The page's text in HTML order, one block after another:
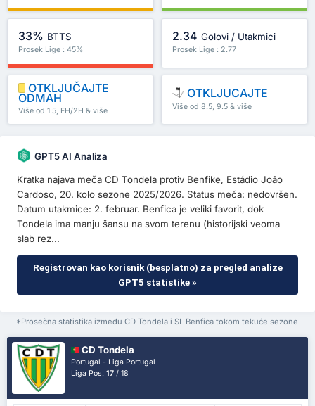
33% BTTS
Prosek Lige : 45%
2.34 Golovi / Utakmici
Prosek Lige : 2.77
OTKLJUČAJTE
ODMAH
Više od 1.5, FH/2H & više
OTKLJUCAJTE
Više od 8.5, 9.5 & više
GPT5 AI Analiza
Kratka najava meča CD Tondela protiv Benfike, Estádio João
Cardoso, 20. kolo sezone 2025/2026. Status meča: nedovršen.
Datum utakmice: 2. februar. Benfica je veliki favorit, dok
Tondela ima manju šansu na svom terenu (historijski veoma
slab rez...
Registrovan kao korisnik (besplatno) za pregled analize
GPT5 statistike »
*Prosečna statistika između CD Tondela i SL Benfica tokom tekuće sezone
CD Tondela
Portugal - Liga Portugal
Liga Pos.17 / 18